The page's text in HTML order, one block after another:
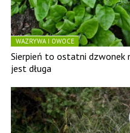
WAZRYWA I OWOCE
Sierpień to ostatni dzwonek
jest długa